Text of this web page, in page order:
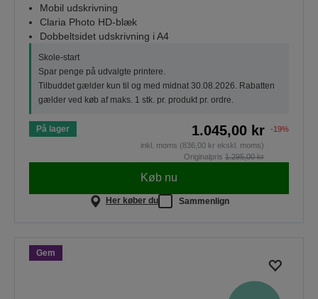
Mobil udskrivning
Claria Photo HD-blæk
Dobbeltsidet udskrivning i A4
Skole-start
Spar penge på udvalgte printere.
Tilbuddet gælder kun til og med midnat 30.08.2026. Rabatten
gælder ved køb af maks. 1 stk. pr. produkt pr. ordre.
På lager 1.045,00 kr
-19%
inkl. moms (836,00 kr ekskl. moms)
Originalpris 1.295,00 kr
Køb nu
Her køber du Sammenlign
Gem